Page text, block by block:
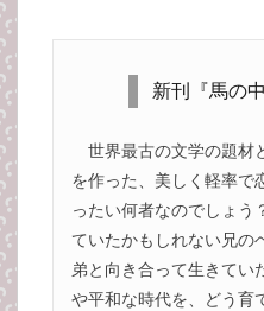
新刊『馬の
世界最古の文学の題材
を作った、美しく軽率で
ったい何者なのでしょう
ていたかもしれない兄の
弟と向き合って生きてい
や平和な時代を、どう育